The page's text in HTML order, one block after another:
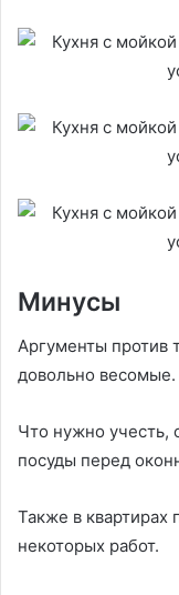
Минусы
Аргументы против
довольно весомые.
Что нужно учесть,
посуды перед
Также в квартирах
некоторых работ.